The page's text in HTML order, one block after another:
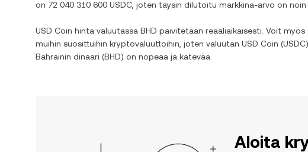
on 72 040 310 600 USDC , joten täysin dilutoitu markkina-arvo on noin
USD Coin hinta valuutassa BHD päivitetään reaaliaikaisesti. Voit
muihin suosittuihin kryptovaluuttoihin, joten valuutan USD Coin (USDC
Bahrainin dinaari (BHD) on nopeaa ja kätevää.
Aloita